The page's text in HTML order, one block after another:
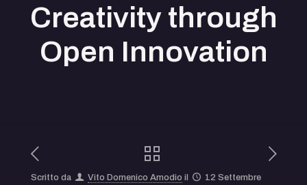
Creativity through
Open Innovation
Scritto da Vito Domenico Amodio il
12 Settembre